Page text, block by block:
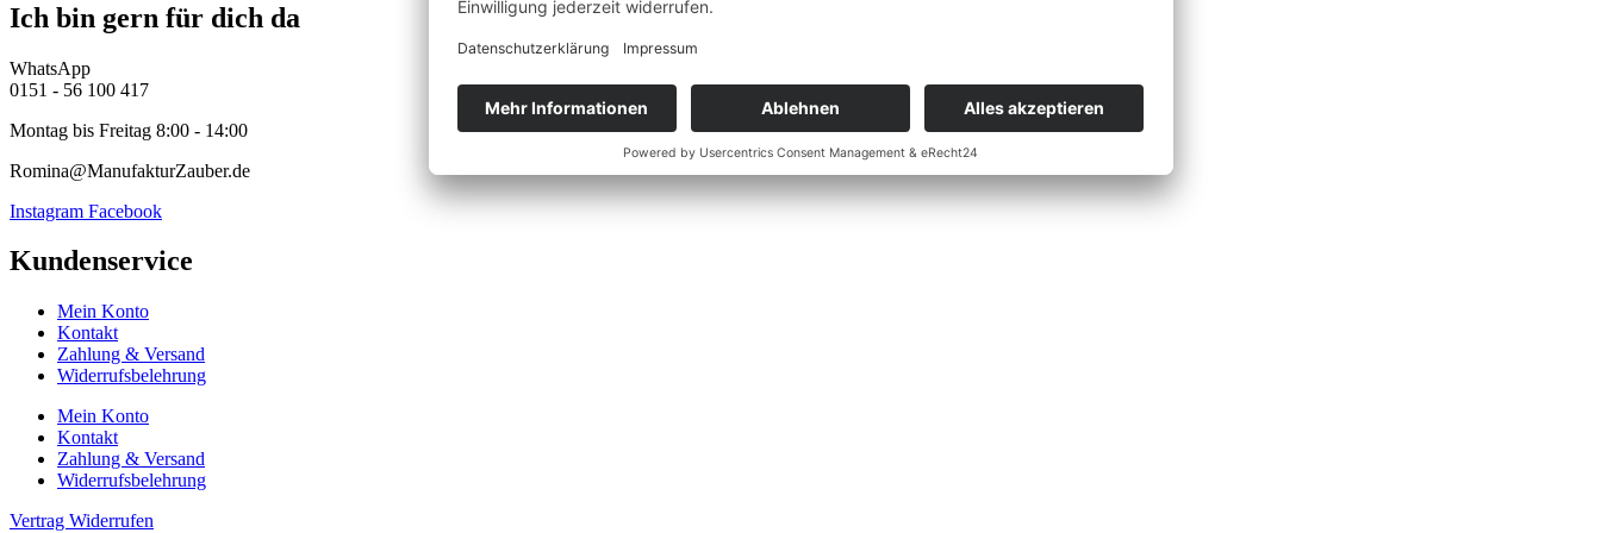
Ich bin gern für dich da
WhatsApp
0151 - 56 100 417
Montag bis Freitag 8:00 - 14:00
Romina@ManufakturZauber.de
Instagram Facebook
Kundenservice
Mein Konto
Kontakt
Zahlung & Versand
Widerrufsbelehrung
Mein Konto
Kontakt
Zahlung & Versand
Widerrufsbelehrung
Vertrag Widerrufen